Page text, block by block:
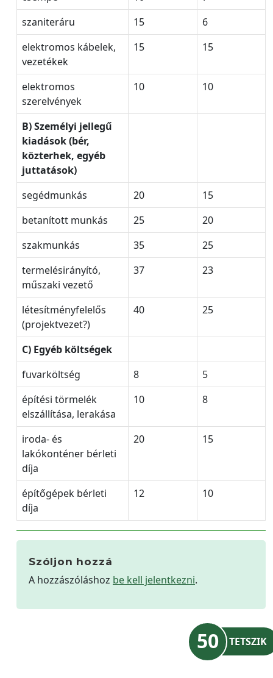
szaniteráru
15
6
elektromos kábelek,
vezetékek
15 15
elektromos
szerelvények
10 10
B) Személyi jellegű
kiadások (bér,
közterhek, egyéb
juttatások)
segédmunkás
20
15
betanított munkás
25
20
szakmunkás
35
25
termelésirányító,
műszaki vezető
37 23
létesítményfelelős
(projektvezet?)
40 25
C) Egyéb költségek
fuvarköltség
8
5
építési törmelék
elszállítása, lerakása
10 8
iroda- és
lakókonténer bérleti
díja
20 15
építőgépek bérleti
díja
12 10
Szóljon hozzá
A hozzászóláshoz be kell jelentkezni.
50 TETSZIK